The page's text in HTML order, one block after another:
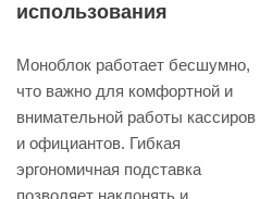
использования
Моноблок работает бесшумно,
что важно для комфортной и
внимательной работы кассиров
и официантов. Гибкая
эргономичная подставка
позволяет наклонять и